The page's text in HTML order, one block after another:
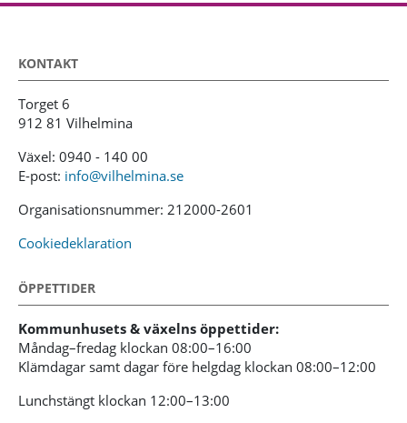
KONTAKT
Torget 6
912 81 Vilhelmina
Växel: 0940 - 140 00
E-post: info@vilhelmina.se
Organisationsnummer: 212000-2601
Cookiedeklaration
ÖPPETTIDER
Kommunhusets & växelns öppettider:
Måndag–fredag klockan 08:00–16:00
Klämdagar samt dagar före helgdag klockan 08:00–12:00
Lunchstängt klockan 12:00–13:00